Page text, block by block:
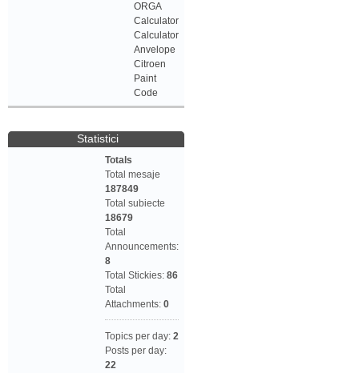
ORGA
Calculator
Calculator
Anvelope
Citroen
Paint
Code
Statistici
Totals
Total mesaje
187849
Total subiecte
18679
Total
Announcements:
8
Total Stickies: 86
Total
Attachments: 0
Topics per day: 2
Posts per day:
22